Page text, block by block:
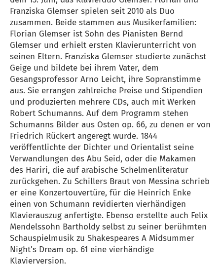
Franziska Glemser spielen seit 2010 als Duo
zusammen. Beide stammen aus Musikerfamilien:
Florian Glemser ist Sohn des Pianisten Bernd
Glemser und erhielt ersten Klavierunterricht von
seinen Eltern. Franziska Glemser studierte zunächst
Geige und bildete bei ihrem Vater, dem
Gesangsprofessor Arno Leicht, ihre Sopranstimme
aus. Sie errangen zahlreiche Preise und Stipendien
und produzierten mehrere CDs, auch mit Werken
Robert Schumanns. Auf dem Programm stehen
Schumanns Bilder aus Osten op. 66, zu denen er von
Friedrich Rückert angeregt wurde. 1844
veröffentlichte der Dichter und Orientalist seine
Verwandlungen des Abu Seid, oder die Makamen
des Hariri, die auf arabische Schelmenliteratur
zurückgehen. Zu Schillers Braut von Messina schrieb
er eine Konzertouvertüre, für die Heinrich Enke
einen von Schumann revidierten vierhändigen
Klavierauszug anfertigte. Ebenso erstellte auch Felix
Mendelssohn Bartholdy selbst zu seiner berühmten
Schauspielmusik zu Shakespeares A Midsummer
Night’s Dream op. 61 eine vierhändige
Klavierversion.